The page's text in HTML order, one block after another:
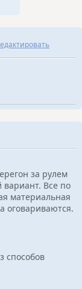
за рулем
вариант. Все по
материальная
оговариваются.
способов